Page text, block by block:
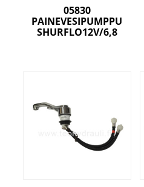
05830
PAINEVESIPUMPPU
SHURFLO12V/6,8